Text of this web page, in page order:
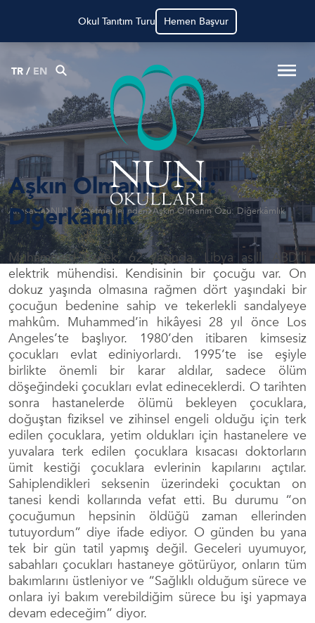
Okul Tanıtım Turu Hemen Başvur
TR/ EN
Anasayfa NUN Öğretmenlerinden Aşkın Olmanın Özü: Diğerkâmlık
Aşkın Olmanın Özü:
Diğerkâmlık
Muhammed Bzeek, 62 yaşında, Libya asıllı ABD’li
elektrik mühendisi. Kendisinin bir çocuğu var. On
dokuz yaşında olmasına rağmen dört yaşındaki bir
çocuğun bedenine sahip ve tekerlekli sandalyeye
mahkûm. Muhammed’in hikâyesi 28 yıl önce Los
Angeles’te başlıyor. 1980’den itibaren kimsesiz
çocukları evlat ediniyorlardı. 1995’te ise eşiyle
birlikte önemli bir karar aldılar, sadece ölüm
döşeğindeki çocukları evlat edineceklerdi. O tarihten
sonra hastanelerde ölümü bekleyen çocuklara,
doğuştan fiziksel ve zihinsel engeli olduğu için terk
edilen çocuklara, yetim oldukları için hastanelere ve
yuvalara terk edilen çocuklara kısacası doktorların
ümit kestiği çocuklara evlerinin kapılarını açtılar.
Sahiplendikleri seksenin üzerindeki çocuktan on
tanesi kendi kollarında vefat etti. Bu durumu “on
çocuğumun hepsinin öldüğü zaman ellerinden
tutuyordum” diye ifade ediyor. O günden bu yana
tek bir gün tatil yapmış değil. Geceleri uyumuyor,
sabahları çocukları hastaneye götürüyor, onların tüm
bakımlarını üstleniyor ve “Sağlıklı olduğum sürece ve
onlara iyi bakım verebildiğim sürece bu işi yapmaya
devam edeceğim” diyor.